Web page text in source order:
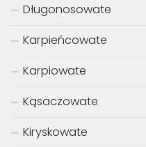
Długonosowate
Karpieńcowate
Karpiowate
Kąsaczowate
Kiryskowate